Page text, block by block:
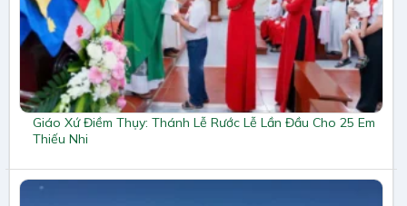
Giáo Xứ Điềm Thụy: Thánh Lễ Rước Lễ Lần Đầu Cho 25 Em
Thiếu Nhi